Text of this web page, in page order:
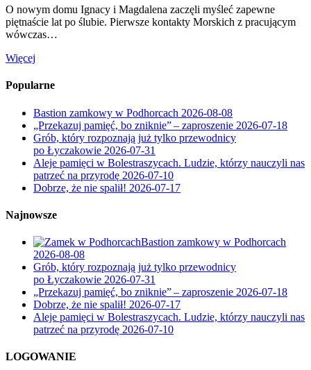
O nowym domu Ignacy i Magdalena zaczęli myśleć zapewne
piętnaście lat po ślubie. Pierwsze kontakty Morskich z pracującym
wówczas…
Więcej
Popularne
Bastion zamkowy w Podhorcach 2026-08-08
„Przekazuj pamięć, bo zniknie” – zaproszenie 2026-07-18
Grób, który rozpoznają już tylko przewodnicy
po Łyczakowie 2026-07-31
Aleje pamięci w Bolestraszycach. Ludzie, którzy nauczyli nas
patrzeć na przyrodę 2026-07-10
Dobrze, że nie spalił! 2026-07-17
Najnowsze
Bastion zamkowy w Podhorcach
2026-08-08
Grób, który rozpoznają już tylko przewodnicy
po Łyczakowie 2026-07-31
„Przekazuj pamięć, bo zniknie” – zaproszenie 2026-07-18
Dobrze, że nie spalił! 2026-07-17
Aleje pamięci w Bolestraszycach. Ludzie, którzy nauczyli nas
patrzeć na przyrodę 2026-07-10
LOGOWANIE